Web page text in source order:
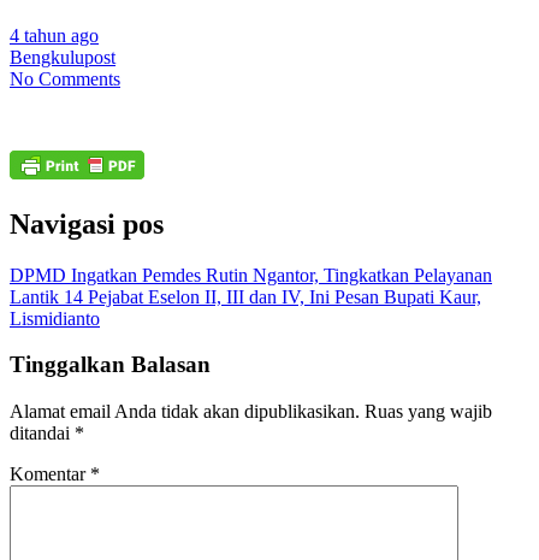
4 tahun ago
Bengkulupost
No Comments
Navigasi pos
DPMD Ingatkan Pemdes Rutin Ngantor, Tingkatkan Pelayanan
Lantik 14 Pejabat Eselon II, III dan IV, Ini Pesan Bupati Kaur,
Lismidianto
Tinggalkan Balasan
Alamat email Anda tidak akan dipublikasikan. Ruas yang wajib
ditandai *
Komentar *